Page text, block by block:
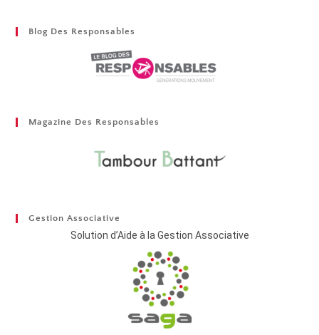
Blog Des Responsables
Magazine Des Responsables
Gestion Associative
Solution d’Aide à la Gestion Associative